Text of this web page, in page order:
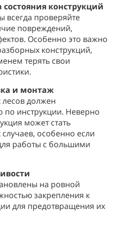
состояния конструкций
всегда проверяйте
повреждений,
Особенно это важно
конструкций,
терять свои
и монтаж
должен
по инструкции. Неверно
может стать
особенно если
работы с большими
на ровной
закрепления к
для предотвращения их